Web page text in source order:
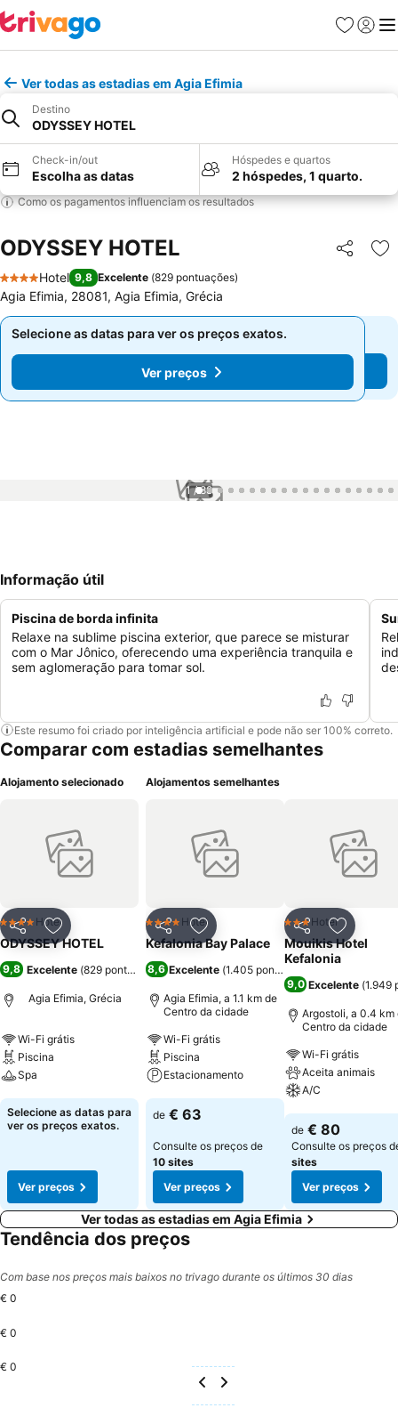
Favoritos
Iniciar
Ver todas as estadias em Agia Efimia
Destino
ODYSSEY HOTEL
Check-in/out
Escolha as datas
Hóspedes e quartos
2 hóspedes, 1 quarto.
Como os pagamentos influenciam os resultados
ODYSSEY HOTEL Partilhar
4 Estrelas
Hotel 9,8 Excelente (829 pontuações)
Agia Efimia, 28081, Agia Efimia, Grécia
Selecione as datas para ver os preços exatos.
Ver preços
Selecione as datas para ver os preços exatos.
Ver preços
1 / 88
Informação útil
Piscina de borda infinita
Relaxe na sublime piscina exterior, que parece se misturar
com o Mar Jônico, oferecendo uma experiência tranquila e
sem aglomeração para tomar sol.
Este resumo foi criado por inteligência artificial e pode não ser 100% correto.
Comparar com estadias semelhantes
Alojamento selecionado
PartilharAdicionar aos favoritos
4 EstrelasHotel
ODYSSEY HOTEL
9,8 Excelente (829 pontuações)
Agia Efimia, Grécia
Wi-Fi grátis
Piscina
Spa
Ver preços
Selecione as datas para
ver os preços exatos.
Ver preços
Alojamentos semelhantes
PartilharAdicionar aos favoritos
4 EstrelasHotel
Kefalonia Bay Palace
8,6 Excelente (1.405 pontuações
Agia Efimia, a 1.1 km de
Centro da cidade
Wi-Fi grátis
Piscina
Estacionamento
Ver preços
de € 63
Consulte os preços de
10 sites
Ver preços
Partilhar
3 Estrelas
Hotel
Mouikis Hotel
Kefalonia
9,0 Excelente (1.949
Argostoli, a 0.4 km
Centro da cidade
Wi-Fi grátis
Aceita animais
A/C
Ver preços
de € 80
Consulte os preços
sites
Ver preços
Ver todas as estadias em Agia Efimia
Tendência dos preços
Com base nos preços mais baixos no trivago durante os últimos 30 dias
€ 0
€ 0
€ 0